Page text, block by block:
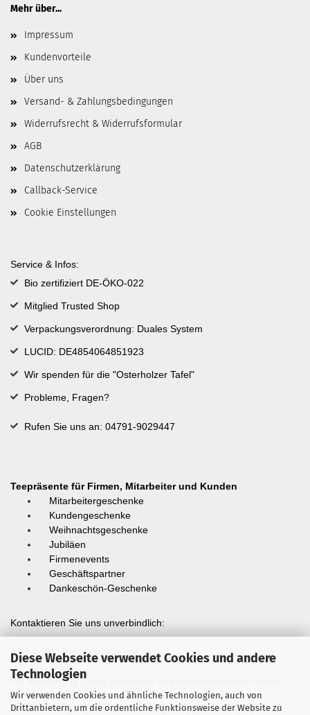
Diese Webseite verwendet Cookies und andere
Technologien
Wir verwenden Cookies und ähnliche Technologien, auch von
Drittanbietern, um die ordentliche Funktionsweise der Website zu
Mehr über...
Impressum
Kundenvorteile
Über uns
Versand- & Zahlungsbedingungen
Widerrufsrecht & Widerrufsformular
AGB
Datenschutzerklärung
Callback-Service
Cookie Einstellungen
Service & Infos:
Bio zertifiziert DE-ÖKO-022
Mitglied Trusted Shop
Verpackungsverordnung: Duales System
LUCID: DE4854064851923
Wir spenden für die "Osterholzer Tafel"
Probleme, Fragen?
Rufen Sie uns an: 04791-9029447
Teepräsente für Firmen, Mitarbeiter und Kunden
Mitarbeitergeschenke
Kundengeschenke
Weihnachtsgeschenke
Jubiläen
Firmenevents
Geschäftspartner
Dankeschön-Geschenke
Kontaktieren Sie uns unverbindlich:
E-Mail: info@teepräsente.net
Wir beraten Sie gerne persönlich und erstellen ein individuelles
Angebot.